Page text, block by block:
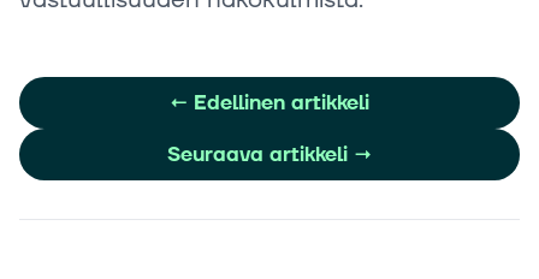
← Edellinen artikkeli
Seuraava artikkeli →